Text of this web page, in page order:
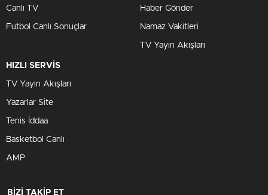
Canlı TV
Futbol Canlı Sonuçlar
Haber Gönder
Namaz Vakitleri
TV Yayın Akışları
HIZLI SERVİS
TV Yayın Akışları
Yazarlar Site
Tenis İddaa
Basketbol Canlı
AMP
BİZİ TAKİP ET